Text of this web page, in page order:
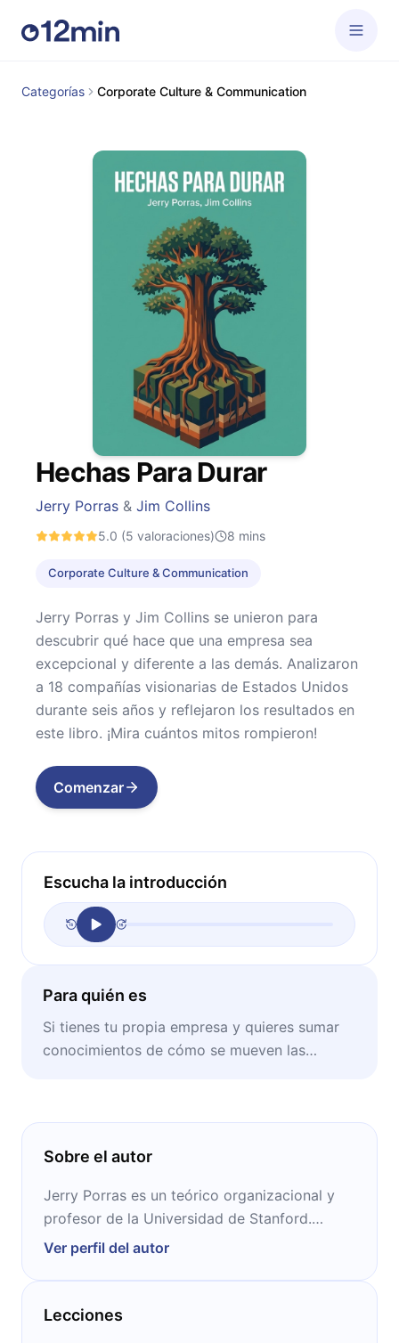
Categorías Corporate Culture & Communication
Hechas Para Durar
Jerry Porras & Jim Collins
5.0 (5 valoraciones) 8 mins
Corporate Culture & Communication
Jerry Porras y Jim Collins se unieron para
descubrir qué hace que una empresa sea
excepcional y diferente a las demás. Analizaron
a 18 compañías visionarias de Estados Unidos
durante seis años y reflejaron los resultados en
este libro. ¡Mira cuántos mitos rompieron!
Comenzar
Escucha la introducción
Para quién es
Si tienes tu propia empresa y quieres sumar
conocimientos de cómo se mueven las
Sobre el autor
Jerry Porras es un teórico organizacional y
profesor de la Universidad de Stanford.
Estudió en Texas Western College, en la
Ver perfil del autor
Lecciones